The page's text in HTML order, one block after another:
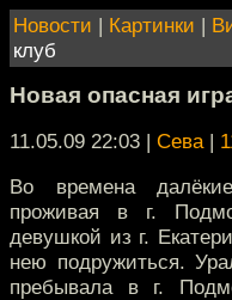
Новости | Картинки |
клуб
Новая опасная
11.05.09 22:03 | Сева|
Во времена
проживая в г.
девушкой из г.
нею подружиться.
пребывала в г.